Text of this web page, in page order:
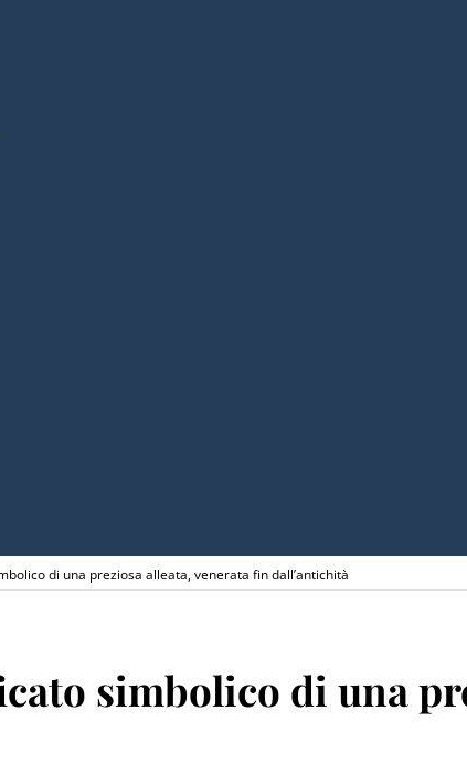
di una preziosa alleata, venerata fin dall’antichità
simbolico di una